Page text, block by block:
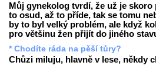
Můj gynekolog tvrdí, že už je skoro
to osud, až to příde, tak se tomu
by to byl velký problém, ale když
pro většinu žen přijít do jiného
* Chodíte ráda na pěší tůry?
Chůzi miluju, hlavně v lese, někdy